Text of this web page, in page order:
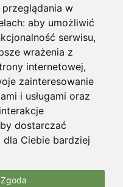
w
aby umożliwić
serwisu,
wrażenia z
internetowej,
zainteresowanie
i usługami oraz
dostarczać
Ciebie bardziej
Zgoda
zastrzeżone. Designed by